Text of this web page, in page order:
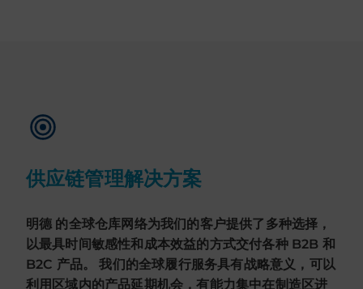
供应链管理解决方案
明德 的全球仓库网络为我们的客户提供了多种选择，
以最具时间敏感性和成本效益的方式交付各种 B2B 和
B2C 产品。 我们的全球履行服务具有战略意义，可以
利用区域内的产品延期机会，有能力集中在制造区进